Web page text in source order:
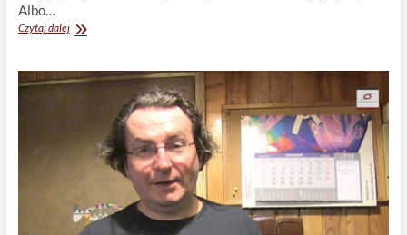
Albo…
Czytaj dalejDlaczego
tyle